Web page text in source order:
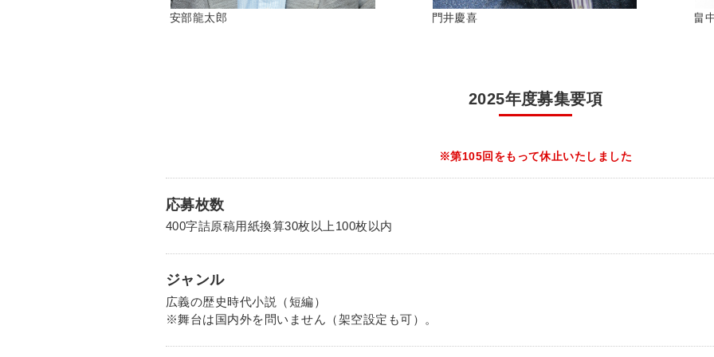
安部龍太郎 門井慶喜 畠
2025年度募集要項
※第105回をもって休止いたしました
応募枚数
400字詰原稿用紙換算30枚以上100枚以内
ジャンル
広義の歴史時代小説（短編）
※舞台は国内外を問いません（架空設定も可）。